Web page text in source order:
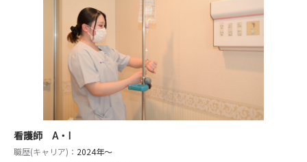
看護師 A・I
職歴(キャリア)： 2024年〜